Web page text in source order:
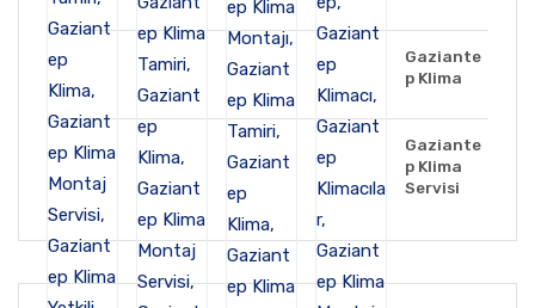
Gaziante
p Klima
Gaziante
p Klima
Servisi